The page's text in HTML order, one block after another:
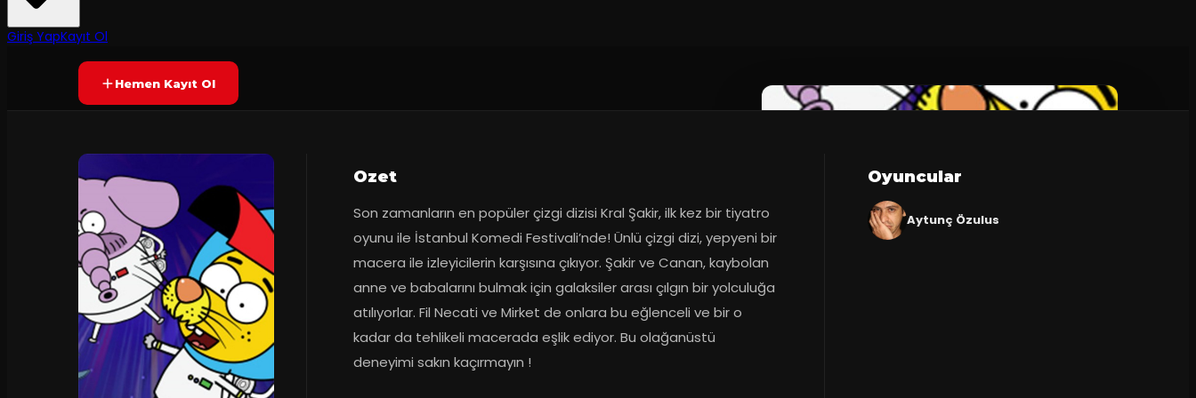
Giriş YapKayıt OlYAKINDA
Hemen Kayıt Ol
Ozet
Son zamanların en popüler çizgi dizisi Kral Şakir, ilk kez bir tiyatro
oyunu ile İstanbul Komedi Festivali’nde! Ünlü çizgi dizi, yepyeni bir
macera ile izleyicilerin karşısına çıkıyor. Şakir ve Canan, kaybolan
anne ve babalarını bulmak için galaksiler arası çılgın bir yolculuğa
atılıyorlar. Fil Necati ve Mirket de onlara bu eğlenceli ve bir o
kadar da tehlikeli macerada eşlik ediyor. Bu olağanüstü
deneyimi sakın kaçırmayın !
Oyuncular
Aytunç Özulus